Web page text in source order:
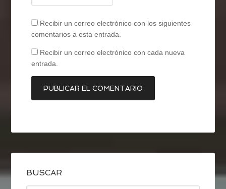
Recibir un correo electrónico con los siguientes
comentarios a esta entrada.
Recibir un correo electrónico con cada nueva
entrada.
BUSCAR